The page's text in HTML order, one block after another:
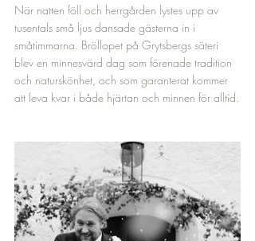
När natten föll och herrgården lystes upp av
tusentals små ljus dansade gästerna in i
småtimmarna. Bröllopet på Grytsbergs säteri
blev en minnesvärd dag som förenade tradition
och naturskönhet, och som garanterat kommer
att leva kvar i både hjärtan och minnen för alltid.